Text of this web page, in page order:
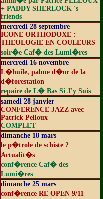
+ PADDY SHERLOCK 's
friends
mercredi 28 septembre
ICONE ORTHODOXE :
THEOLOGIE EN COULEURS
soir�e Caf� des Lumi�res
mercredi 16 novembre
L�huile, palme d�or de la
d�forestation
repaire de L� Bas Si J'y Suis
samedi 28 janvier
CONFERENCE JAZZ avec
Patrick Pelloux
COMPLET
dimanche 18 mars
le p�trole de schiste ?
Actualit�s
conf�rence Caf� des
Lumi�res
dimanche 25 mars
conf�rence RE OPEN 9/11